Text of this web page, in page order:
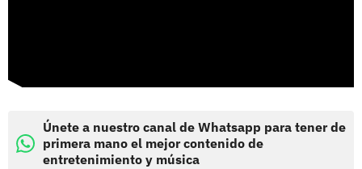
Únete a nuestro canal de Whatsapp para tener de
primera mano el mejor contenido de
entretenimiento y música